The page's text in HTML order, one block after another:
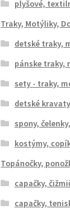
plyšové,
Traky, Motýliky,
detské traky,
pánske traky,
sety - traky,
detské kravaty
spony,
kostýmy,
Topánočky,
capačky,
capačky,